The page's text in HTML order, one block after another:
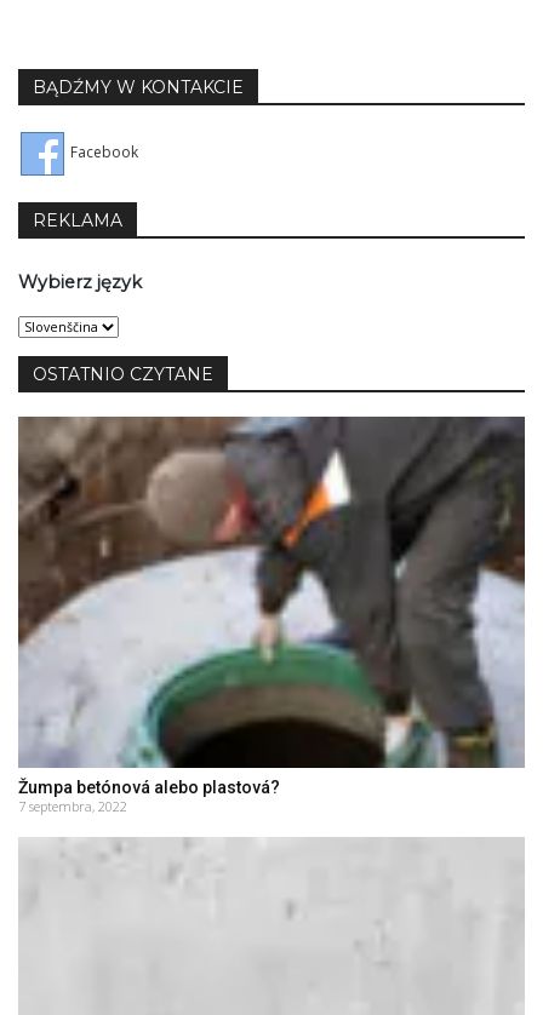
BĄDŹMY W KONTAKCIE
Facebook
REKLAMA
Wybierz język
Wybierz
język
OSTATNIO CZYTANE
Žumpa betónová alebo plastová?
7 septembra, 2022